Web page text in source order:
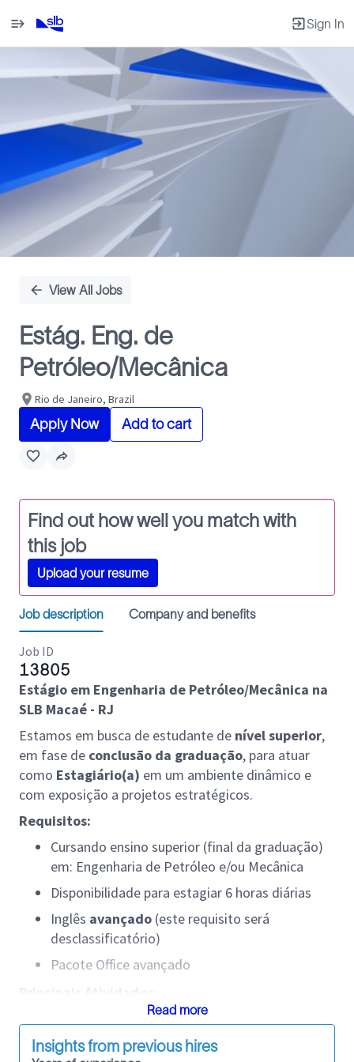
Sign In
Position
View All Jobs
Estág. Eng. de
Petróleo/Mecânica
Rio de Janeiro, Brazil
Apply Now Add to cart
Find out how well you match with
this job
Upload your resume
Job description Company and benefits
Job ID
13805
Estágio em Engenharia de Petróleo/Mecânica na
SLB Macaé - RJ
Estamos em busca de estudante de nível superior,
em fase de conclusão da graduação, para atuar
como Estagiário(a) em um ambiente dinâmico e
com exposição a projetos estratégicos.
Requisitos:
Cursando ensino superior (final da graduação)
em: Engenharia de Petróleo e/ou Mecânica
Disponibilidade para estagiar 6 horas diárias
Inglês avançado (este requisito será
desclassificatório)
Pacote Office avançado
Suporte ao processo de faturamento financeiro
do Projeto de Integração sob o contrato Raia
Read more
Insights from previous hires